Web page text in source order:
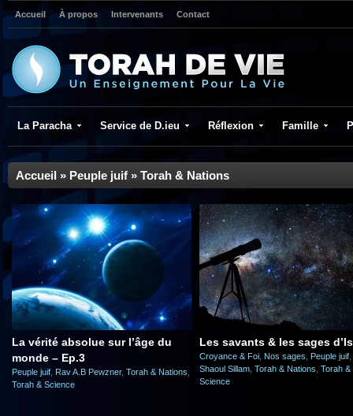
Accueil À propos Intervenants Contact
La Paracha Service de D.ieu Réflexion Famille
Accueil » Peuple juif » Torah & Nations
La vérité absolue sur l’âge du
monde – Ep.3
Peuple juif Rav A.B Pewzner, Torah & Nations
Torah & Science
Les savants & les sages
Croyance & Foi Nos sages Peuple juif
Shaoul Sillam Torah & Nations Torah &
Science